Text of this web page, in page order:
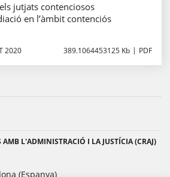
jutjats contenciosos
en l’àmbit contenciós
2020 389.1064453125 Kb PDF
L'ADMINISTRACIÓ I LA JUSTÍCIA (CRAJ)
(Espanya)